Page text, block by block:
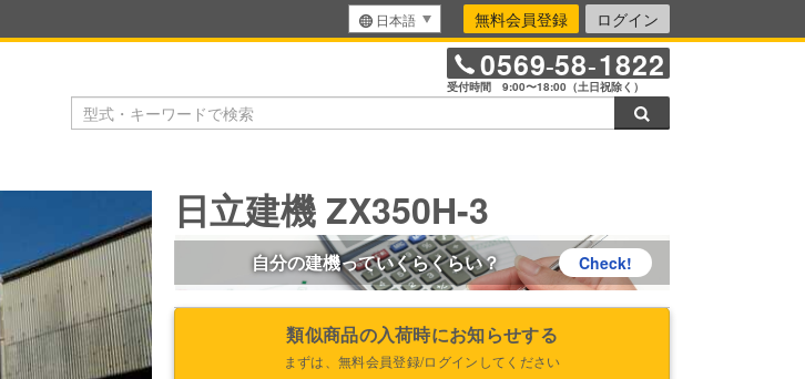
日本語 無料会員登録 ログイン
0569-58-1822
受付時間 9:00〜18:00（土日祝除く）
日立建機 ZX350H-3
自分の建機っていくらくらい？ Check!
類似商品の入荷時にお知らせする
まずは、無料会員登録/ログインしてください